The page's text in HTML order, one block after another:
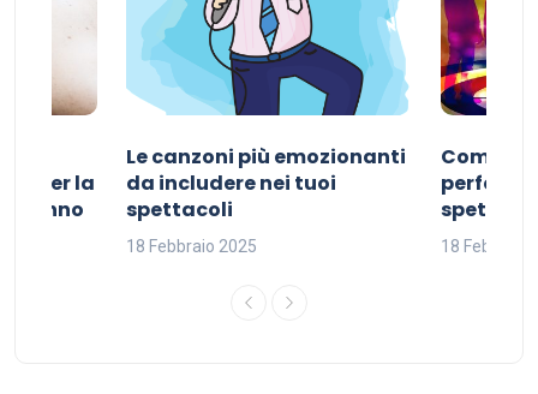
per la
sonno
Le canzoni più emozionanti
da includere nei tuoi
spettacoli
18 Febbraio 2025
Come
perfetta
18 Febbraio